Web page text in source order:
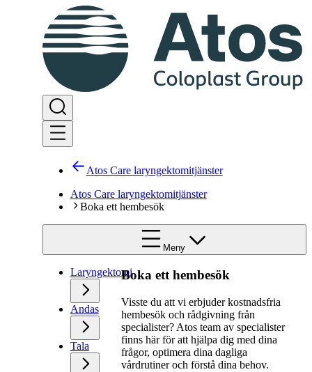
Atos Care laryngektomitjänster
Atos Care laryngektomitjänster
Boka ett hembesök
Meny
Laryngektomi
Andas
Tala
Boka ett hembesök
Visste du att vi erbjuder kostnadsfria
hembesök och rådgivning från
specialister? Atos team av specialister
finns här för att hjälpa dig med dina
frågor, optimera dina dagliga
vårdrutiner och förstå dina behov.